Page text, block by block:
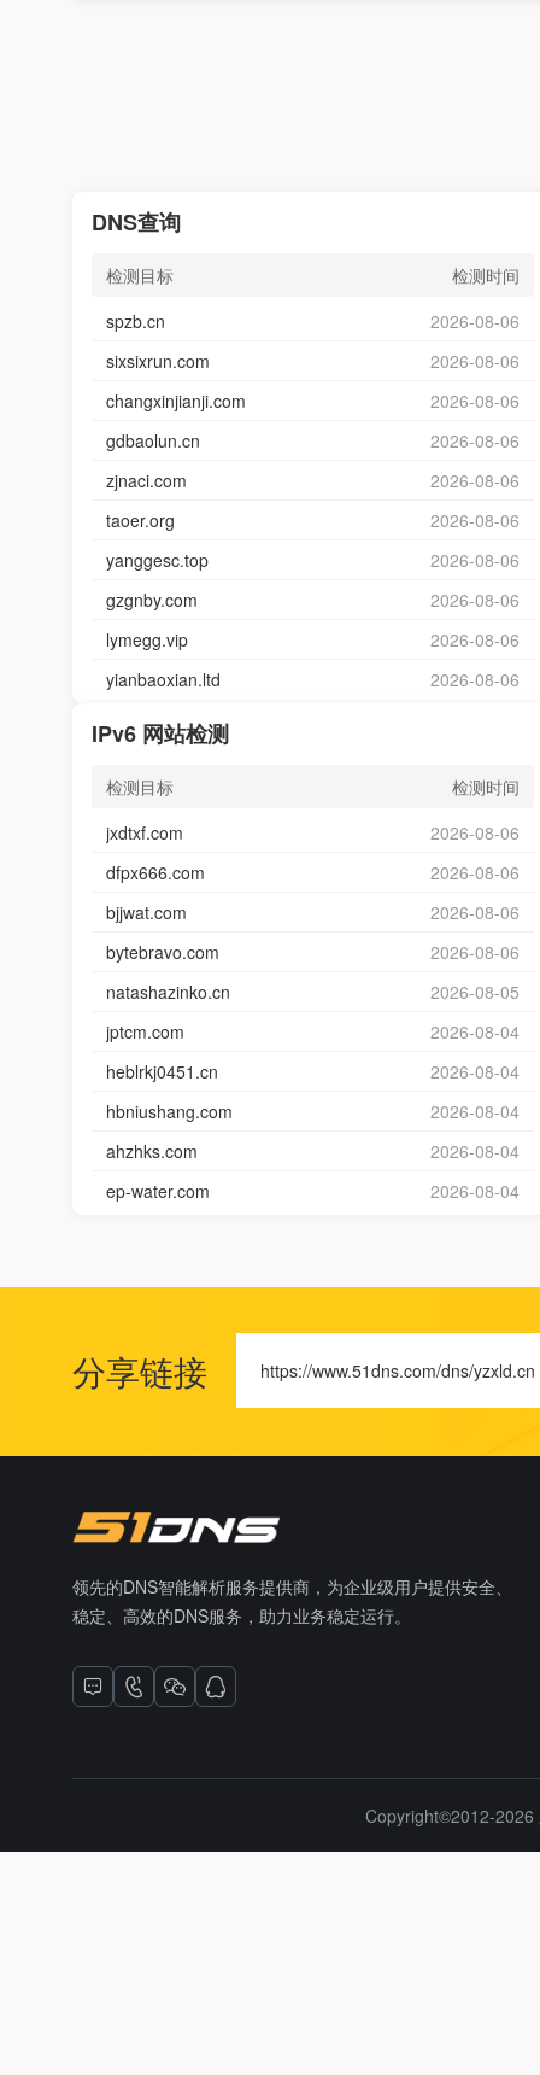
DNS查询
检测目标
检测时间
spzb.cn
2026-08-06
sixsixrun.com
2026-08-06
changxinjianji.com
2026-08-06
gdbaolun.cn
2026-08-06
zjnaci.com
2026-08-06
taoer.org
2026-08-06
yanggesc.top
2026-08-06
gzgnby.com
2026-08-06
lymegg.vip
2026-08-06
yianbaoxian.ltd
2026-08-06
IPv6 网站检测
检测目标
检测时间
jxdtxf.com
2026-08-06
dfpx666.com
2026-08-06
bjjwat.com
2026-08-06
bytebravo.com
2026-08-06
natashazinko.cn
2026-08-05
jptcm.com
2026-08-04
heblrkj0451.cn
2026-08-04
hbniushang.com
2026-08-04
ahzhks.com
2026-08-04
ep-water.com
2026-08-04
分享链接 https://www.51dns.com/dns/yzxld.cn
领先的DNS智能解析服务提供商，为企业级用户提供安全、
稳定、高效的DNS服务，助力业务稳定运行。
Copyright©2012-2026